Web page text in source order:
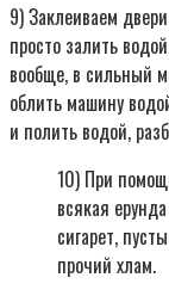
9) Заклеиваем
просто залить
вообще, в сильный
облить машину
и полить водой,
10) При
всякая
сигарет,
прочий хлам.